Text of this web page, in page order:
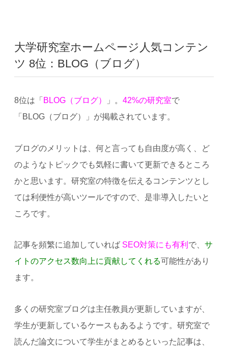
大学研究室ホームページ人気コンテン
ツ 8位：BLOG（ブログ）
8位は「 BLOG（ブログ） 」。 42%の研究室で
「BLOG（ブログ）」が掲載されています。
ブログのメリットは、何と言っても自由度が高く、ど
のようなトピックでも気軽に書いて更新できるところ
かと思います。研究室の特徴を伝えるコンテンツとし
ては利便性が高いツールですので、是非導入したいと
ころです。
記事を頻繁に追加していればSEO対策にも有利 で、 サ
イトのアクセス数向上に貢献してくれる可能性があり
ます。
多くの研究室ブログは主任教員が更新していますが、
学生が更新しているケースもあるようです。研究室で
読んだ論文について学生がまとめるといった記事は、